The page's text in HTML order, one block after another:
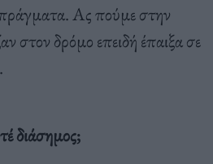
Ας πούμε στην
στον δρόμο επειδή έπαιξα σε
διάσημος;